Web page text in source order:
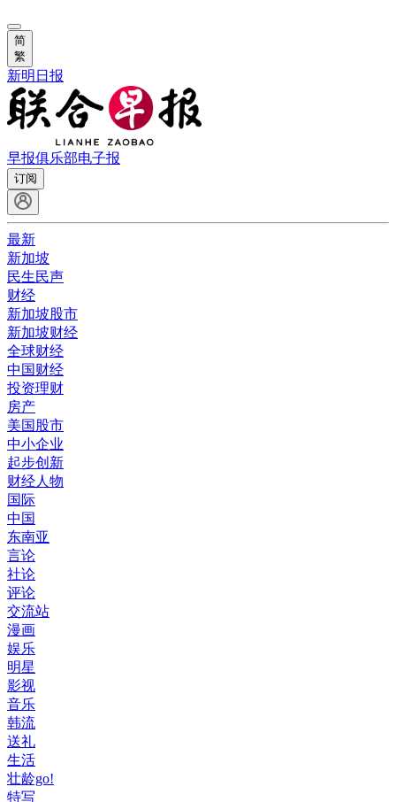
简
繁
新明日报
早报俱乐部电子报
订阅
最新
新加坡
民生民声
财经
新加坡股市
新加坡财经
全球财经
中国财经
投资理财
房产
美国股市
中小企业
起步创新
财经人物
国际
中国
东南亚
言论
社论
评论
交流站
漫画
娱乐
明星
影视
音乐
韩流
送礼
生活
壮龄go!
特写